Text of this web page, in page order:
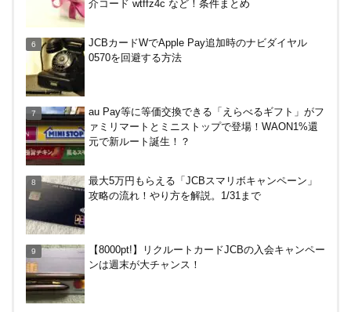
術を総ざらい
つ
で20％還元！
円分がもらえるキャンペーン！50%還元、登録、紹
介コード wtffz4c など！条件まとめ
介コード wtffz4c など！条件まとめ
JCBカードWでApple Pay追加時のナビダイヤル
0570を回避する方法
au Pay等に等価交換できる「えらべるギフト」がフ
ァミリマートとミニストップで登場！WAON1%還
元で新ルート誕生！？
最大5万円もらえる「JCBスマリボキャンペーン」
攻略の流れ！やり方を解説。1/31まで
【8000pt!】リクルートカードJCBの入会キャンペー
ンは週末が大チャンス！